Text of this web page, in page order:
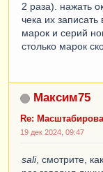
2 раза). нажать
чека их записать
марок и серий
столько марок
Максим75
Re:
19 дек 2024, 09:47
sali, смотрите,